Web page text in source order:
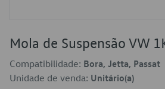
Mola de Suspensão VW
Compatibilidade: Bora, Jetta, Passat
Unidade de venda: Unitário(a)